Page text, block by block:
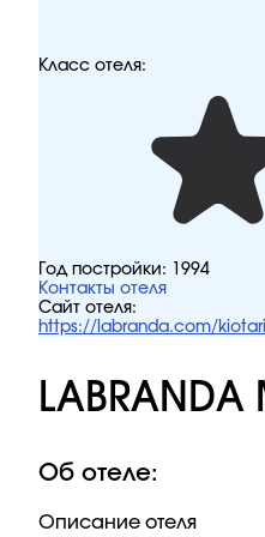
Класс отеля:
Год постройки:
1994
Контакты отеля
Сайт отеля:
https://labranda.com/
LABRANDA
Об отеле:
Описание отеля